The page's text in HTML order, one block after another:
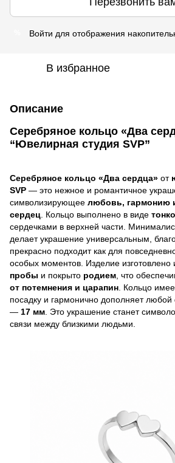
Войти для отображения
В избранное
Описание
Серебряное кольцо «Два
“Ювелирная студия SVP”
Серебряное кольцо «Два сердца» от
SVP — это нежное и романтичное
символизирующее любовь, гармонию
сердец. Кольцо выполнено в виде
сердечками в верхней части.
делает украшение универсальным,
прекрасно подходит как для
особых моментов. Изделие изготовлено
пробы и покрыто родием, что
от потемнения и царапин. Кольцо
посадку и гармонично дополняет любой
— 17 мм. Это украшение станет
связи между близкими людьми.